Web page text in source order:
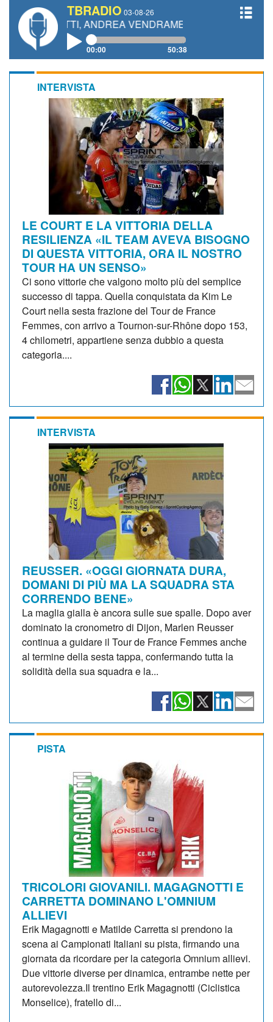
TBRADIO 03-08-26
ANDREA VENDRAME, FILIPPO FIORELLI
00:00 50:38
INTERVISTA
LE COURT E LA VITTORIA DELLA
RESILIENZA «IL TEAM AVEVA BISOGNO
DI QUESTA VITTORIA, ORA IL NOSTRO
TOUR HA UN SENSO»
Ci sono vittorie che valgono molto più del semplice
successo di tappa. Quella conquistata da Kim Le
Court nella sesta frazione del Tour de France
Femmes, con arrivo a Tournon-sur-Rhône dopo 153,
4 chilometri, appartiene senza dubbio a questa
categoria....
INTERVISTA
REUSSER. «OGGI GIORNATA DURA,
DOMANI DI PIÙ MA LA SQUADRA STA
CORRENDO BENE»
La maglia gialla è ancora sulle sue spalle. Dopo aver
dominato la cronometro di Dijon, Marlen Reusser
continua a guidare il Tour de France Femmes anche
al termine della sesta tappa, confermando tutta la
solidità della sua squadra e la...
PISTA
TRICOLORI GIOVANILI. MAGAGNOTTI E
CARRETTA DOMINANO L'OMNIUM
ALLIEVI
Erik Magagnotti e Matilde Carretta si prendono la
scena ai Campionati Italiani su pista, firmando una
giornata da ricordare per la categoria Omnium allievi.
Due vittorie diverse per dinamica, entrambe nette per
autorevolezza.Il trentino Erik Magagnotti (Ciclistica
Monselice), fratello di...